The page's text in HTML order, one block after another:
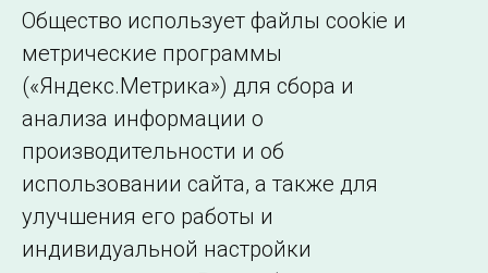
ОЗП 2012/2013 года.
Подписаться на новости
©2005–2026 АО «СО ЕЭС»
Филиалы и
Общество использует файлы cookie и
метрические программы
(«Яндекс.Метрика») для сбора и
анализа информации о
производительности и об
использовании сайта, а также для
улучшения его работы и
индивидуальной настройки